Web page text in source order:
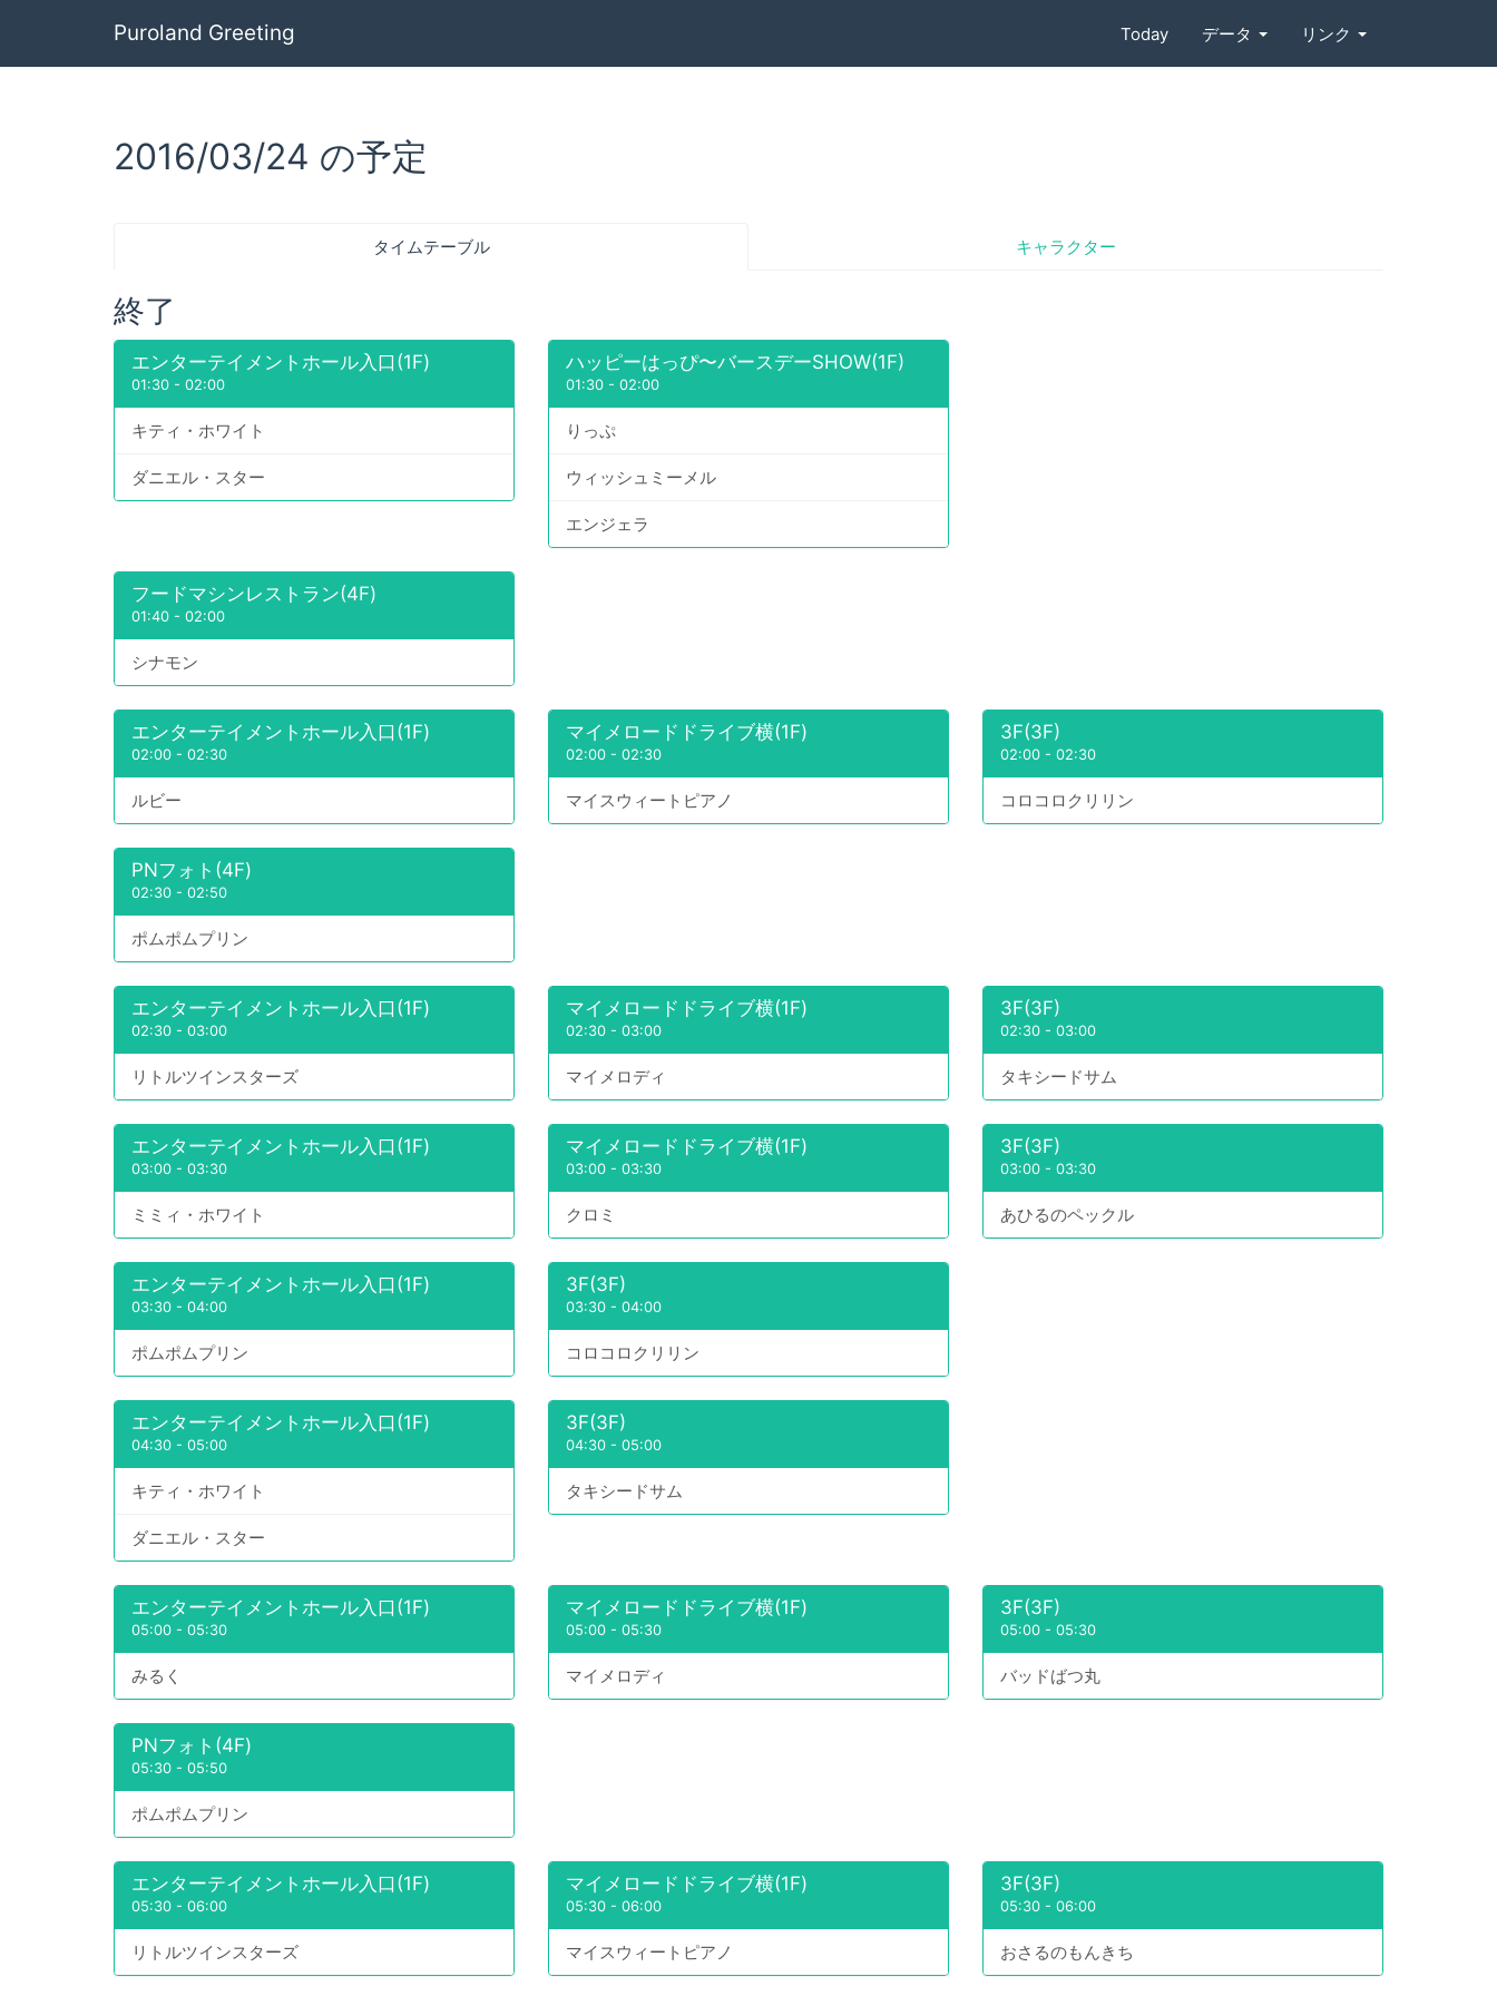
Puroland Greeting Today データ リンク
2016/03/24 の予定
タイムテーブル キャラクター
終了
エンターテイメントホール入口(1F)
01:30 - 02:00
キティ・ホワイト
ダニエル・スター
ハッピーはっぴ〜バースデーSHOW(1F)
01:30- 02:00
りっぷ
ウィッシュミーメル
エンジェラ
フードマシンレストラン(4F)
01:40 - 02:00
シナモン
エンターテイメントホール入口(1F)
02:00 - 02:30
ルビー
マイメロードドライブ横(1F)
02:00- 02:30
マイスウィートピアノ
3F(3F)
02:00- 02:30
コロコロクリリン
PNフォト(4F)
02:30 - 02:50
ポムポムプリン
エンターテイメントホール入口(1F)
02:30 - 03:00
リトルツインスターズ
マイメロードドライブ横(1F)
02:30- 03:00
マイメロディ
3F(3F)
02:30- 03:00
タキシードサム
エンターテイメントホール入口(1F)
03:00 - 03:30
ミミィ・ホワイト
マイメロードドライブ横(1F)
03:00- 03:30
クロミ
3F(3F)
03:00- 03:30
あひるのペックル
エンターテイメントホール入口(1F)
03:30 - 04:00
ポムポムプリン
3F(3F)
03:30- 04:00
コロコロクリリン
エンターテイメントホール入口(1F)
04:30 - 05:00
キティ・ホワイト
ダニエル・スター
3F(3F)
04:30- 05:00
タキシードサム
エンターテイメントホール入口(1F)
05:00 - 05:30
みるく
マイメロードドライブ横(1F)
05:00- 05:30
マイメロディ
3F(3F)
05:00- 05:30
バッドばつ丸
PNフォト(4F)
05:30 - 05:50
ポムポムプリン
エンターテイメントホール入口(1F)
05:30 - 06:00
リトルツインスターズ
マイメロードドライブ横(1F)
05:30- 06:00
マイスウィートピアノ
3F(3F)
05:30- 06:00
おさるのもんきち